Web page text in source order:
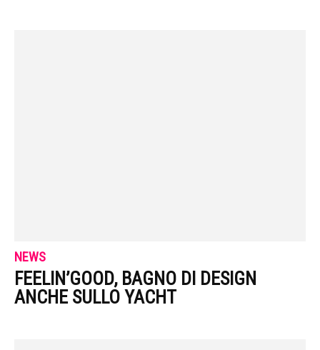
NEWS
FEELIN’GOOD, BAGNO DI DESIGN
ANCHE SULLO YACHT